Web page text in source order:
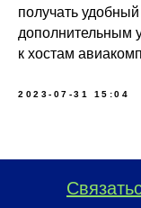
получать
дополнительным
к хостам
2023-07-31 15:04